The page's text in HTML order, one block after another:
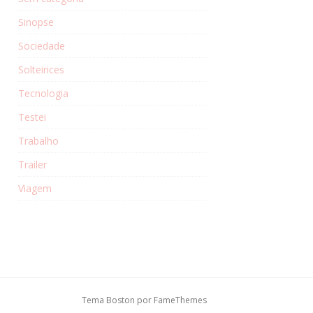
Sinopse
Sociedade
Solteirices
Tecnologia
Testei
Trabalho
Trailer
Viagem
Tema Boston por FameThemes